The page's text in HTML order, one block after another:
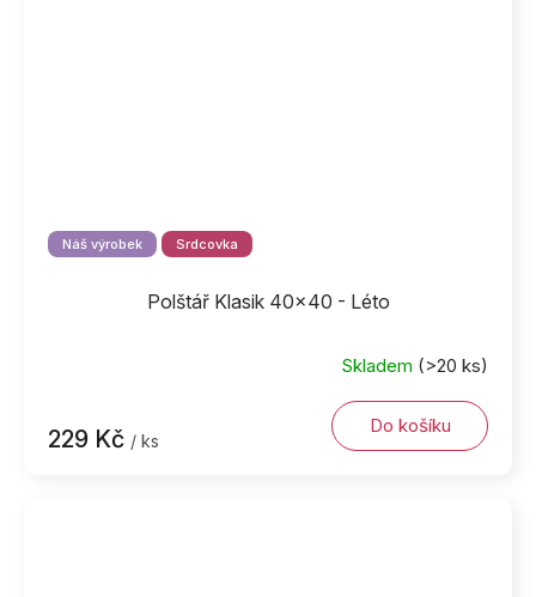
Náš výrobek Srdcovka
Polštář Klasik 40x40 - Léto
Skladem (>20 ks)
229 Kč / ks
Do košíku